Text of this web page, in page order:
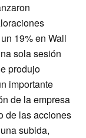
19% en Wall
sola sesión
produjo
importante
de la empresa
de las acciones
subida,